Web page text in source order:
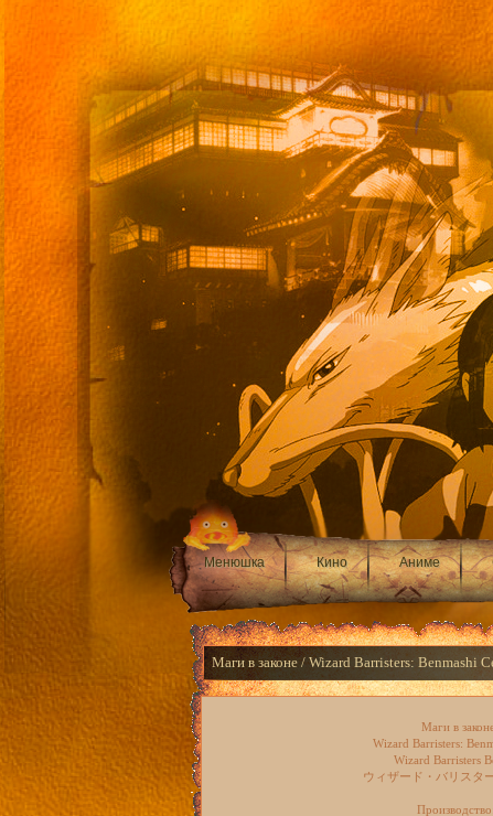
Менюшка Кино Аниме
Маги в законе / Wizard Barristers: Benmashi
Маги в
Wizard Barristers:
Wizard Barristers
ウィザード・バリスタ